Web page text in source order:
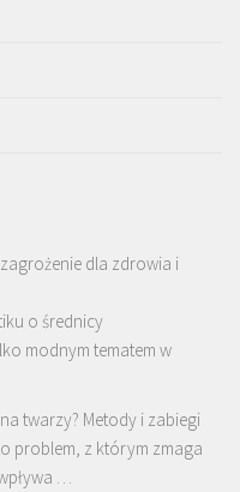
dla zdrowia i
o średnicy
modnym tematem w
twarzy? Metody i zabiegi
problem, z którym zmaga
…